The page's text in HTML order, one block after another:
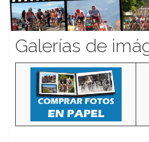
Galerías de